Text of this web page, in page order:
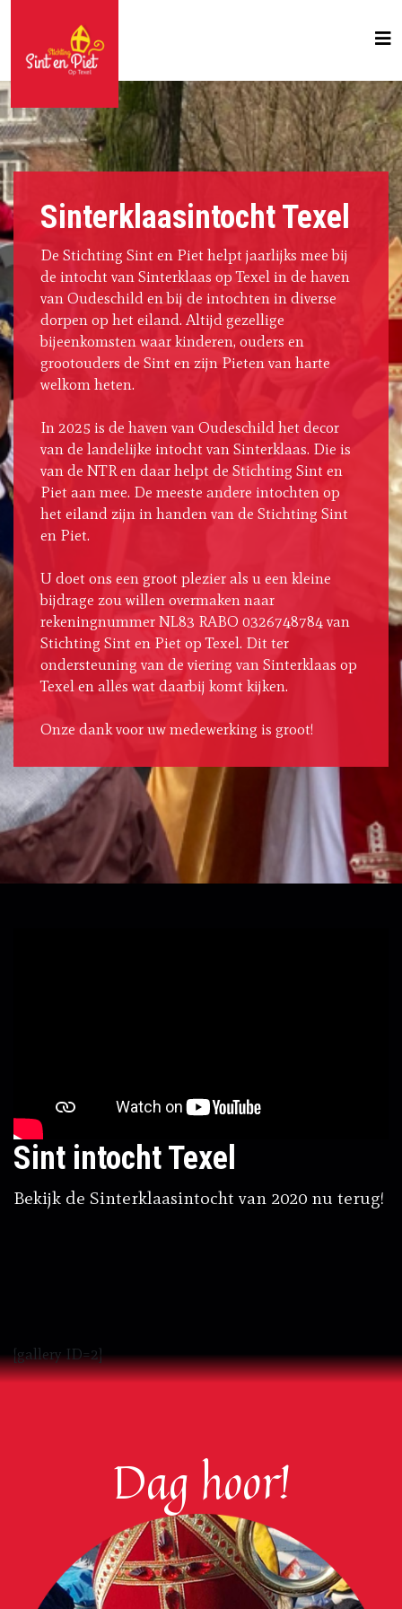
Sinterklaasintocht Texel
De Stichting Sint en Piet helpt jaarlijks mee bij
de intocht van Sinterklaas op Texel in de haven
van Oudeschild en bij de intochten in diverse
dorpen op het eiland. Altijd gezellige
bijeenkomsten waar kinderen, ouders en
grootouders de Sint en zijn Pieten van harte
welkom heten.
In 2025 is de haven van Oudeschild het decor
van de landelijke intocht van Sinterklaas. Die is
van de NTR en daar helpt de Stichting Sint en
Piet aan mee. De meeste andere intochten op
het eiland zijn in handen van de Stichting Sint
en Piet.
U doet ons een groot plezier als u een kleine
bijdrage zou willen overmaken naar
rekeningnummer NL83 RABO 0326748784 van
Stichting Sint en Piet op Texel. Dit ter
ondersteuning van de viering van Sinterklaas op
Texel en alles wat daarbij komt kijken.
Onze dank voor uw medewerking is groot!
Sint intocht Texel
Bekijk de Sinterklaasintocht van 2020 nu terug!
[gallery ID=2]
Dag hoor!